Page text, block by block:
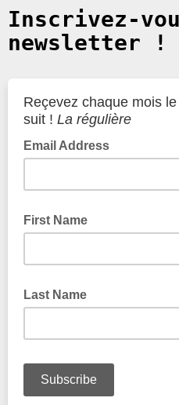
Inscrivez-
newsletter !
Reçevez chaque mois
suit ! La régulière
Email Address
First Name
Last Name